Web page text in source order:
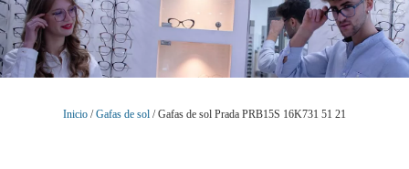
Inicio /Gafas de sol / Gafas de sol Prada PRB15S 16K731 51 21